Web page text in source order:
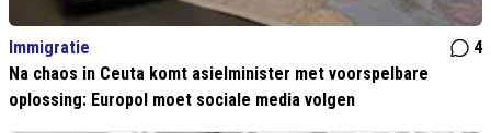
Immigratie
4
Na chaos in Ceuta komt asielminister met voorspelbare
oplossing: Europol moet sociale media volgen